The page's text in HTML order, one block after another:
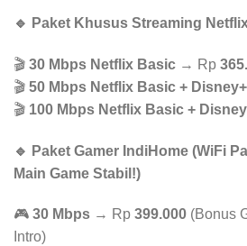
🔹 Paket Khusus Streaming
🎬 30 Mbps Netflix Basic → Rp
🎬 50 Mbps Netflix Basic + Disney+
🎬 100 Mbps Netflix Basic +
🔹 Paket Gamer IndiHome (WiFi
Main Game Stabil!)
🎮 30 Mbps → Rp 399.000 (Bonus
Intro)